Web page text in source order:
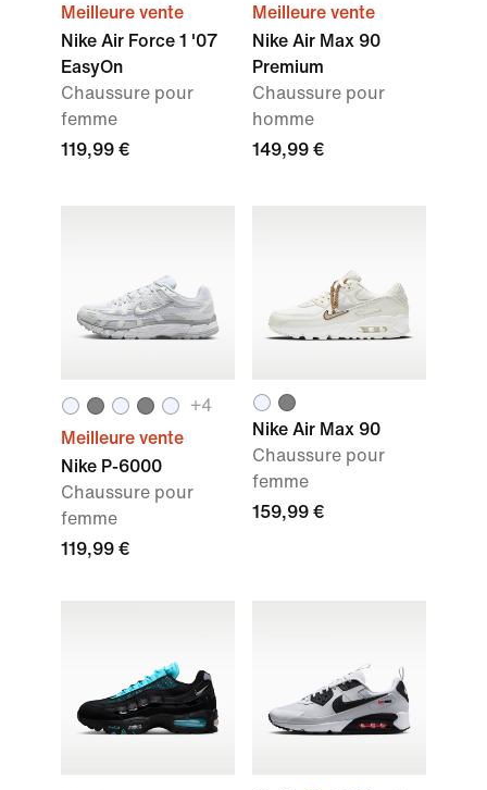
Meilleure vente
Nike Air Force 1 '07
EasyOn
Chaussure pour
femme
119,99 €
Meilleure vente
Nike Air Max 90
Premium
Chaussure pour
homme
149,99 €
+4
Meilleure vente
Nike P-6000
Chaussure pour
femme
119,99 €
Nike Air Max 90
Chaussure pour
femme
159,99 €